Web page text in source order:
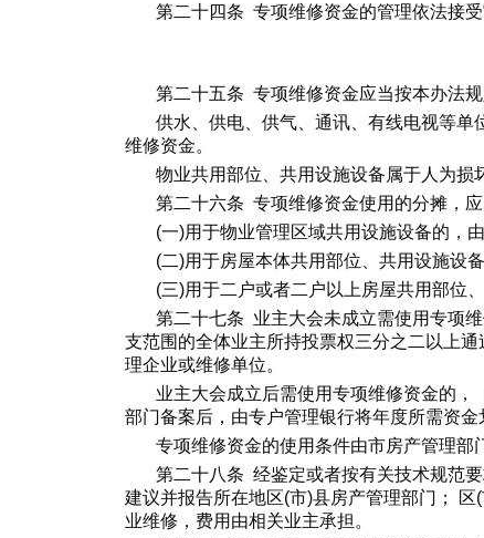
第二十四条 专项维修资金的管理依法接受
第二十五条 专项维修资金应当按本办法
供水、供电、供气、通讯、有线电视等
维修资金。
物业共用部位、共用设施设备属于人为损
第二十六条 专项维修资金使用的分摊，
(一)用于物业管理区域共用设施设备的，
(二)用于房屋本体共用部位、共用设施设
(三)用于二户或者二户以上房屋共用部位
第二十七条 业主大会未成立需使用专项
支范围的全体业主所持投票权三分之二以上
理企业或维修单位。
业主大会成立后需使用专项维修资金的
部门备案后，由专户管理银行将年度所需资金
专项维修资金的使用条件由市房产管理部
第二十八条 经鉴定或者按有关技术规范
建议并报告所在地区(市)县房产管理部门；
业维修，费用由相关业主承担。